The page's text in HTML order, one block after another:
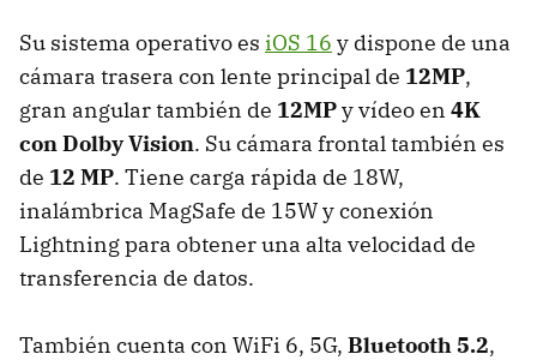
Su sistema operativo es iOS 16 y dispone de una
cámara trasera con lente principal de 12MP,
gran angular también de 12MPy vídeo en 4K
con Dolby Vision. Su cámara frontal también es
de 12 MP. Tiene carga rápida de 18W,
inalámbrica MagSafe de 15W y conexión
Lightning para obtener una alta velocidad de
transferencia de datos.
También cuenta con WiFi 6, 5G, Bluetooth 5.2,